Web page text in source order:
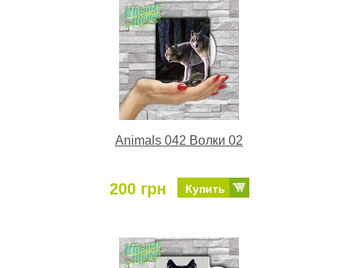
Animals 042 Волки 02
200 грн Купить